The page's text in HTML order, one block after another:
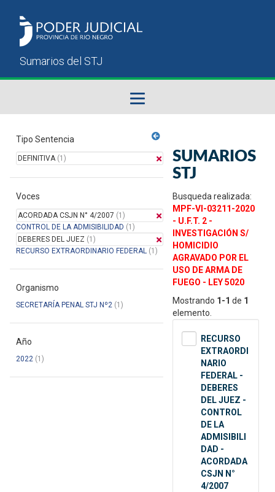
Sumarios del STJ
Manual del Usuario
Tipo Sentencia
DEFINITIVA(1)
Voces
ACORDADA CSJN N° 4/2007 (1)
CONTROL DE LA ADMISIBILIDAD (1)
DEBERES DEL JUEZ (1)
RECURSO EXTRAORDINARIO FEDERAL (1)
Organismo
SECRETARÍA PENAL STJ Nº2 (1)
Año
2022 (1)
SUMARIOS
STJ
Busqueda realizada:
MPF-VI-03211-2020
- U.F.T. 2 -
INVESTIGACIÓN S/
HOMICIDIO
AGRAVADO POR EL
USO DE ARMA DE
FUEGO - LEY 5020
Mostrando 1-1 de 1
elemento.
RECURSO
EXTRAORDI
NARIO
FEDERAL -
DEBERES
DEL JUEZ -
CONTROL
DE LA
ADMISIBILI
DAD -
ACORDADA
CSJN N°
4/2007